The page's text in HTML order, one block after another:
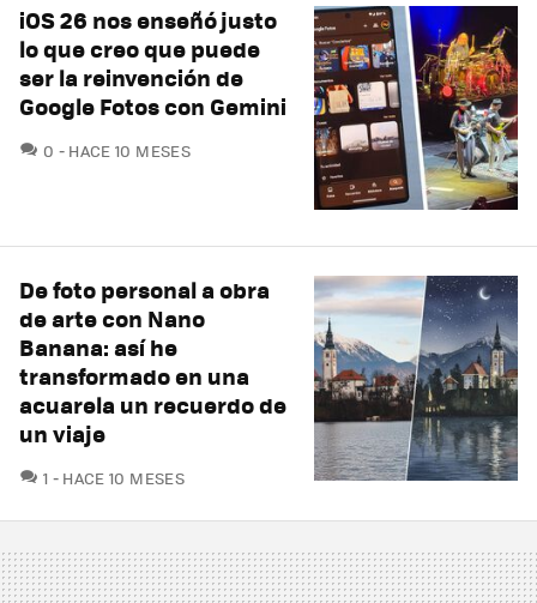
iOS 26 nos enseñó justo
lo que creo que puede
ser la reinvención de
Google Fotos con Gemini
0 COMENTARIOS
HACE 10 MESES
De foto personal a obra
de arte con Nano
Banana: así he
transformado en una
acuarela un recuerdo de
un viaje
1 COMENTARIOS
HACE 10 MESES